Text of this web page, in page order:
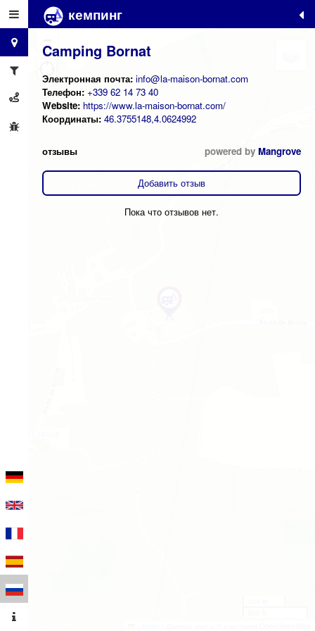
кемпинг
Camping Bornat
Электронная почта: info@la-maison-bornat.com
Телефон: +339 62 14 73 40
Website: https://www.la-maison-bornat.com/
Координаты: 46.3755148,4.0624992
отзывы powered by Mangrove
Добавить отзыв
Пока что отзывов нет.
+